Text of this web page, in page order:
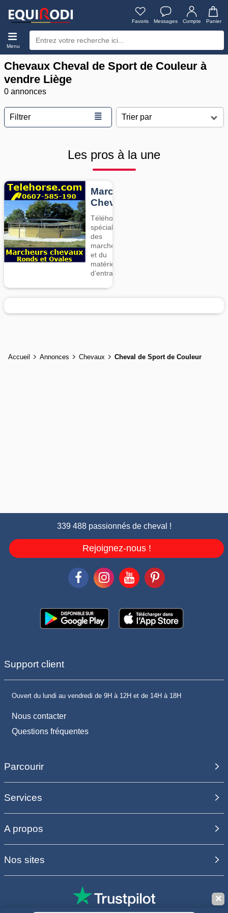
Favoris Messages Compte Panier
Menu
Chevaux Cheval de Sport de Couleur à
vendre Liège
0 annonces
Filtrer ≣
Les pros à la une
Marcheurs
Chevaux
Téléhorse,
spécialiste
des
marcheurs
et du
matériel
d’entrainement
Accueil Annonces Chevaux Cheval de Sport de Couleur
339 488 passionnés de cheval !
Rejoignez-nous !
Support client
Ouvert du lundi au vendredi de 9H à 12H et de 14H à 18H
Nous contacter
Questions fréquentes
Parcourir
Services
A propos
Nos sites
✕